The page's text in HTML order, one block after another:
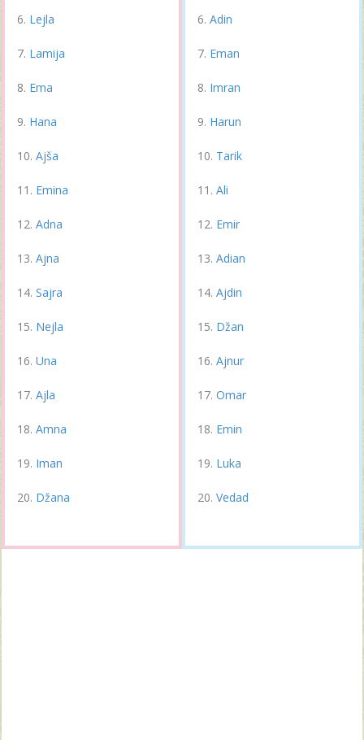
Lejla
Lamija
Ema
Hana
Ajša
Emina
Adna
Ajna
Sajra
Nejla
Una
Ajla
Amna
Iman
Džana
Adin
Eman
Imran
Harun
Tarik
Ali
Emir
Adian
Ajdin
Džan
Ajnur
Omar
Emin
Luka
Vedad